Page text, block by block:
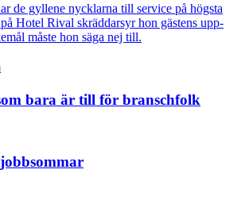
de gyllene nycklarna till service på högsta
Hotel Rival skräddarsyr hon gästens upp­
måste hon säga nej till.
bara är till för branschfolk